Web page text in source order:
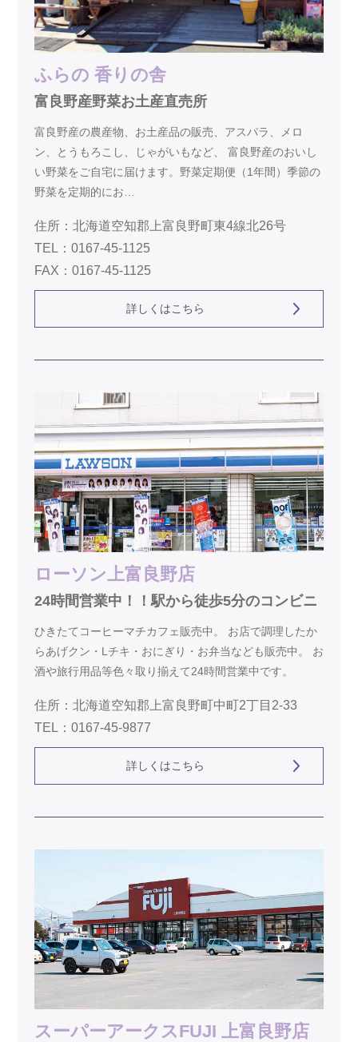
ふらの 香りの舎
富良野産野菜お土産直売所
富良野産の農産物、お土産品の販売、アスパラ、メロ
ン、とうもろこし、じゃがいもなど、 富良野産のおいし
い野菜をご自宅に届けます。野菜定期便（1年間）季節の
野菜を定期的にお…
住所：北海道空知郡上富良野町東4線北26号
TEL：0167-45-1125
FAX：0167-45-1125
詳しくはこちら
ローソン上富良野店
24時間営業中！！駅から徒歩5分のコンビニ
ひきたてコーヒーマチカフェ販売中。 お店で調理したか
らあげクン・Lチキ・おにぎり・お弁当なども販売中。 お
酒や旅行用品等色々取り揃えて24時間営業中です。
住所：北海道空知郡上富良野町中町2丁目2-33
TEL：0167-45-9877
詳しくはこちら
スーパーアークスFUJI 上富良野店